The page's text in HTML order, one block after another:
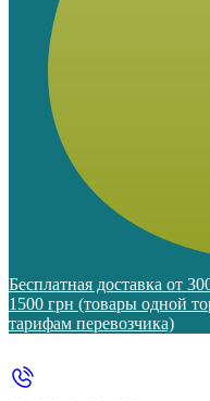
Бесплатная доставка от
1500 грн (товары одной
тарифам перевозчика)